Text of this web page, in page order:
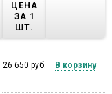
ЦЕНА
ЗА 1
ШТ.
26 650 руб. В корзину